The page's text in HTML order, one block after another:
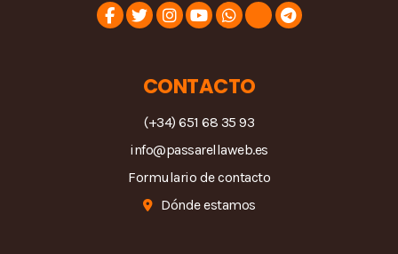
CONTACTO
(+34) 651 68 35 93
info@passarellaweb.es
Formulario de contacto
Dónde estamos